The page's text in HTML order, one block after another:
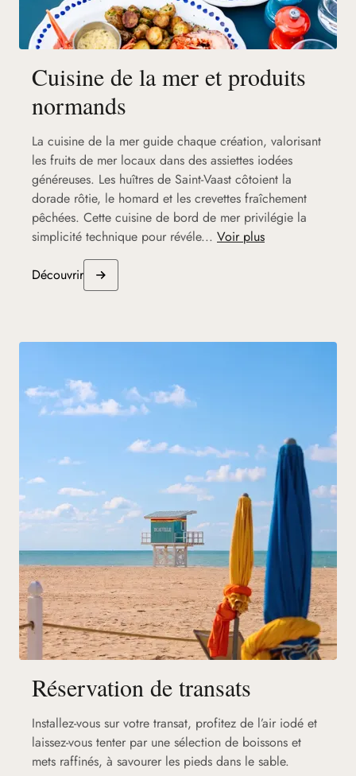
Cuisine de la mer et produits
normands
La cuisine de la mer guide chaque création, valorisant
les fruits de mer locaux dans des assiettes iodées
généreuses. Les huîtres de Saint-Vaast côtoient la
dorade rôtie, le homard et les crevettes fraîchement
pêchées. Cette cuisine de bord de mer privilégie la
simplicité technique pour révéle... Voir plus
Découvrir
Réservation de transats
Installez-vous sur votre transat, profitez de l’air iodé et
laissez-vous tenter par une sélection de boissons et
mets raffinés, à savourer les pieds dans le sable.